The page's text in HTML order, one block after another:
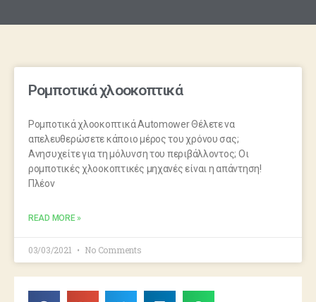
Ρομποτικά χλοοκοπτικά
Ρομποτικά χλοοκοπτικά Automower Θέλετε να
απελευθερώσετε κάποιο μέρος του χρόνου σας;
Ανησυχείτε για τη μόλυνση του περιβάλλοντος; Οι
ρομποτικές χλοοκοπτικές μηχανές είναι η απάντηση!
Πλέον
READ MORE »
03/03/2021 No Comments